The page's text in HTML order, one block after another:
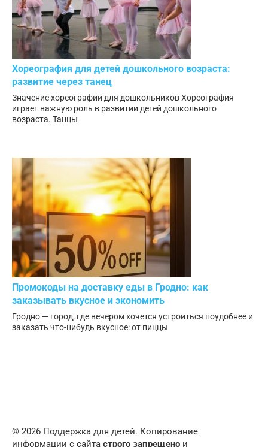
Хореография для детей дошкольного возраста:
развитие через танец
Значение хореографии для дошкольников Хореография
играет важную роль в развитии детей дошкольного
возраста. Танцы
Промокоды на доставку еды в Гродно: как
заказывать вкусное и экономить
Гродно — город, где вечером хочется устроиться поудобнее и
заказать что-нибудь вкусное: от пиццы
© 2026 Поддержка для детей. Копирование
информации с сайта строго запрещено и